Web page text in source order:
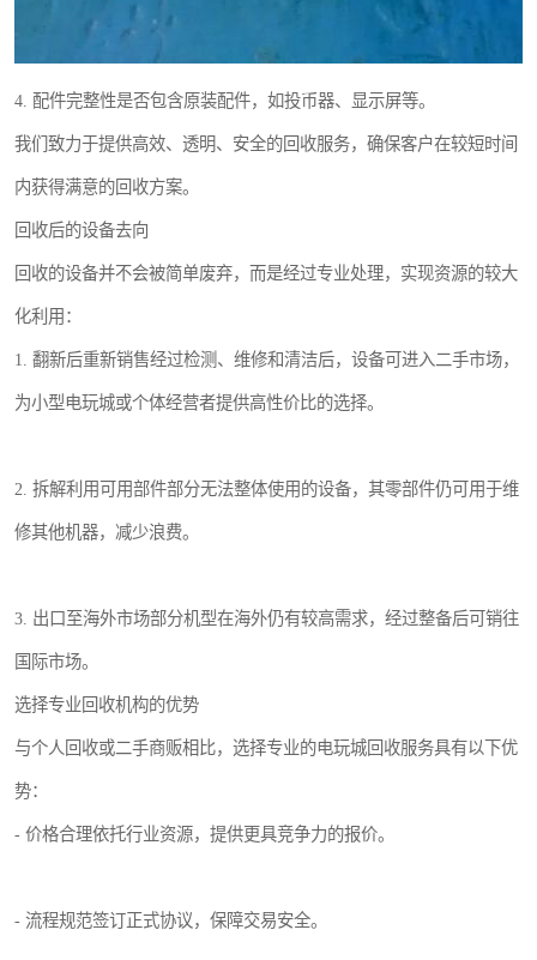
4. 配件完整性是否包含原装配件，如投币器、显示屏等。
我们致力于提供高效、透明、安全的回收服务，确保客户在较短时间
内获得满意的回收方案。
回收后的设备去向
回收的设备并不会被简单废弃，而是经过专业处理，实现资源的较大
化利用：
1. 翻新后重新销售经过检测、维修和清洁后，设备可进入二手市场，
为小型电玩城或个体经营者提供高性价比的选择。
2. 拆解利用可用部件部分无法整体使用的设备，其零部件仍可用于维
修其他机器，减少浪费。
3. 出口至海外市场部分机型在海外仍有较高需求，经过整备后可销往
国际市场。
选择专业回收机构的优势
与个人回收或二手商贩相比，选择专业的电玩城回收服务具有以下优
势：
- 价格合理依托行业资源，提供更具竞争力的报价。
- 流程规范签订正式协议，保障交易安全。